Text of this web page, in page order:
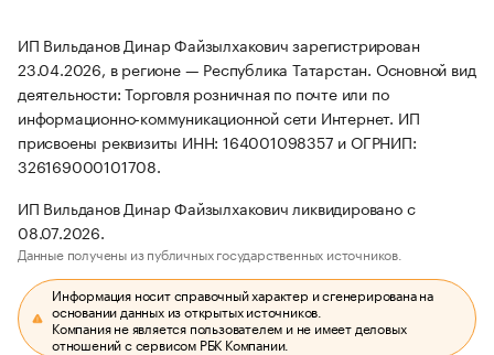
ИП Вильданов Динар Файзылхакович зарегистрирован
23.04.2026, в регионе — Республика Татарстан. Основной вид
деятельности: Торговля розничная по почте или по
информационно-коммуникационной сети Интернет. ИП
присвоены реквизиты ИНН: 164001098357 и ОГРНИП:
326169000101708.
ИП Вильданов Динар Файзылхакович ликвидировано с
08.07.2026.
Данные получены из публичных государственных источников.
Информация носит справочный характер и сгенерирована на
основании данных из открытых источников.
Компания не является пользователем и не имеет деловых
отношений с сервисом РБК Компании.